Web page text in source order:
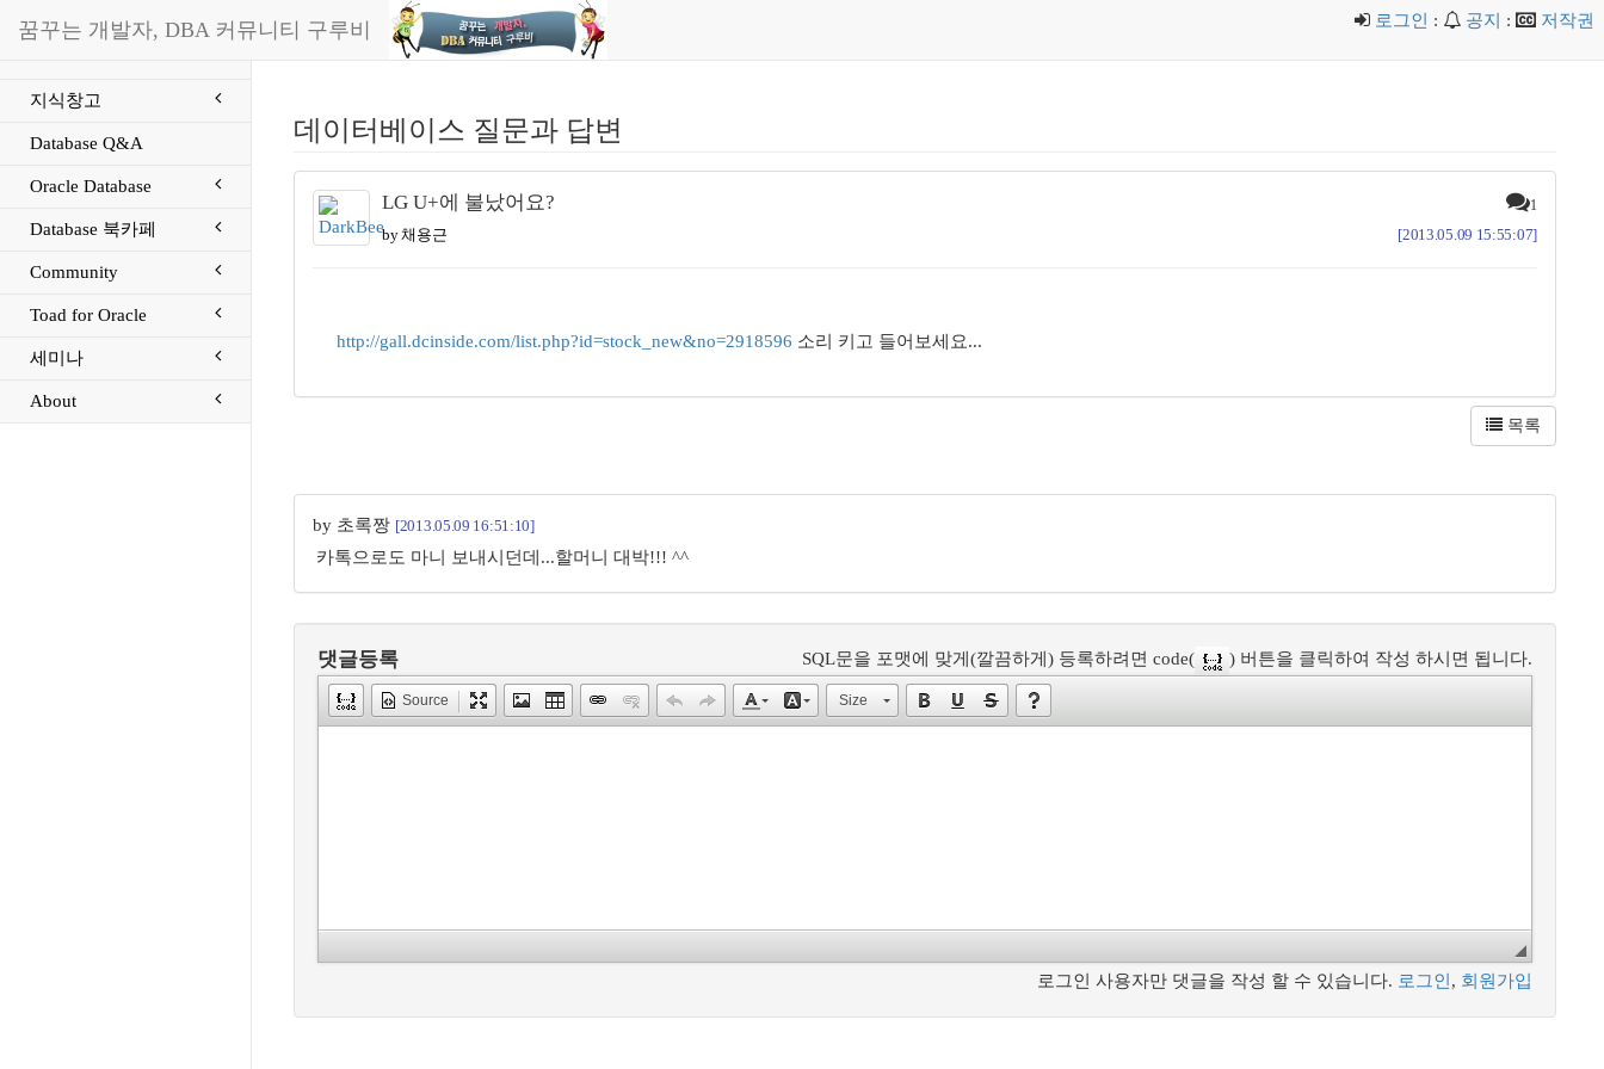
꿈꾸는 개발자, DBA 커뮤니티 구루비 로그인 : 공지 : 저작권
지식창고
Database Q&A
Oracle Database
Database 북카페
Community
Toad for Oracle
세미나
About
데이터베이스 질문과 답변
LG U+에 불났어요? 1
by 채용근 [2013.05.09 15:55:07]
http://gall.dcinside.com/list.php?id=stock_new&no=2918596 소리 키고 들어보세요...
목록
by 초록짱 [2013.05.09 16:51:10]
카톡으로도 마니 보내시던데...할머니 대박!!! ^^
댓글등록 SQL문을 포맷에 맞게(깔끔하게) 등록하려면 code( ) 버튼을 클릭하여 작성 하시면 됩니다.
Source Size
로그인 사용자만 댓글을 작성 할 수 있습니다. 로그인 , 회원가입